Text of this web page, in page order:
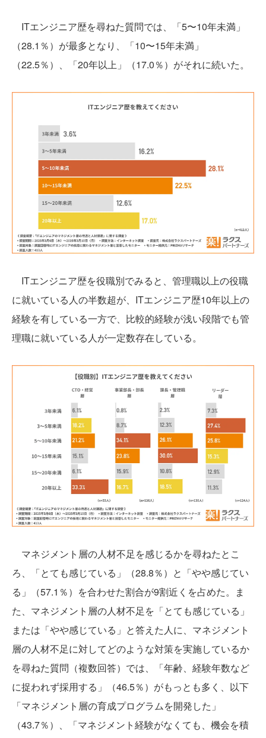
ITエンジニア歴を尋ねた質問では、「5〜10年未満」
（28.1％）が最多となり、「10〜15年未満」
（22.5％）、「20年以上」（17.0％）がそれに続いた。
ITエンジニア歴を役職別でみると、管理職以上の役職
に就いている人の半数超が、ITエンジニア歴10年以上の
経験を有している一方で、比較的経験が浅い段階でも管
理職に就いている人が一定数存在している。
マネジメント層の人材不足を感じるかを尋ねたとこ
ろ、「とても感じている」（28.8％）と「やや感じてい
る」（57.1％）を合わせた割合が9割近くを占めた。ま
た、マネジメント層の人材不足を「とても感じている」
または「やや感じている」と答えた人に、マネジメント
層の人材不足に対してどのような対策を実施しているか
を尋ねた質問（複数回答）では、「年齢、経験年数など
に捉われず採用する」（46.5％）がもっとも多く、以下
「マネジメント層の育成プログラムを開発した」
（43.7％）、「マネジメント経験がなくても、機会を積